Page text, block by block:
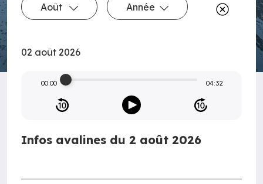
Août Année
02 août 2026
00:00 04:32
Infos avalines du 2 août 2026